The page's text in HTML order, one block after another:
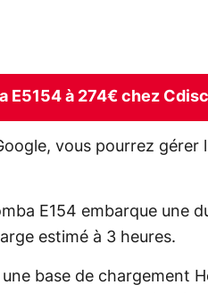
E5154 à 274€ chez
vous pourrez gérer
E154 embarque une
estimé à 3 heures.
base de chargement